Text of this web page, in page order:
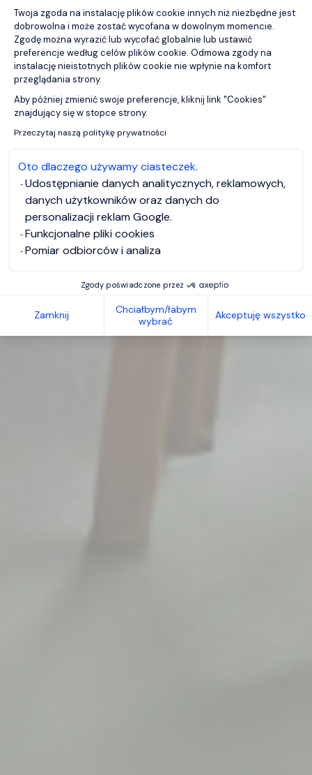
Twoja zgoda na instalację plików cookie innych niż niezbędne jest
dobrowolna i może zostać wycofana w dowolnym momencie.
Zgodę można wyrazić lub wycofać globalnie lub ustawić
preferencje według celów plików cookie. Odmowa zgody na
instalację nieistotnych plików cookie nie wpłynie na komfort
przeglądania strony.
Aby później zmienić swoje preferencje, kliknij link "Cookies"
znajdujący się w stopce strony.
Przeczytaj naszą politykę prywatności
Oto dlaczego używamy ciasteczek.
Udostępnianie danych analitycznych, reklamowych,
danych użytkowników oraz danych do
personalizacji reklam Google.
Funkcjonalne pliki cookies
Pomiar odbiorców i analiza
Zgody poświadczone przez
Zamknij
Chciałbym/łabym
wybrać
Akceptuję wszystko
Axeptio consent